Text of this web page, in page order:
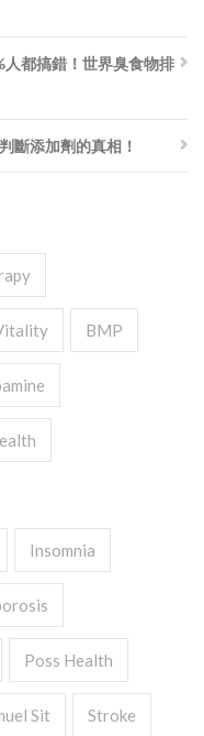
都搞錯！世界臭食物排
斷添加劑的真相！
BMP
Insomnia
Poss Health
Sit Stroke